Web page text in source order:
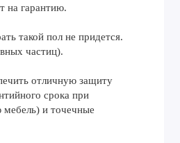
на гарантию.
такой пол не придется.
частиц).
отличную защиту
срока при
мебель) и точечные